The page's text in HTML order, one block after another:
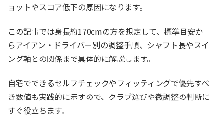
ョットやスコア低下の原因になります。
この記事では身長約170cmの方を想定して、標準目安か
らアイアン・ドライバー別の調整手順、シャフト長やスイ
ング軸との関係まで具体的に解説します。
自宅でできるセルフチェックやフィッティングで優先すべ
き数値も実践的に示すので、クラブ選びや微調整の判断に
すぐ役立ちます。